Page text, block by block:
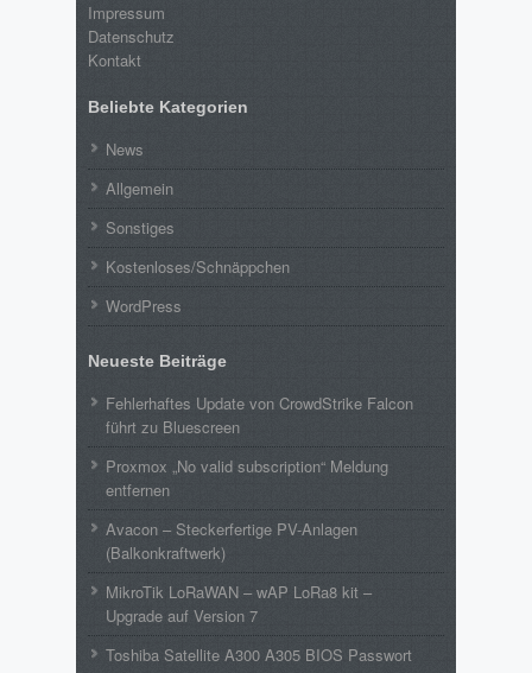
Impressum
Datenschutz
Kontakt
Beliebte Kategorien
News
Allgemein
Sonstiges
Kostenloses/Schnäppchen
WordPress
Neueste Beiträge
Fehlerhaftes Update von CrowdStrike Falcon
führt zu Bluescreen
Proxmox „No valid subscription“ Meldung
entfernen
Avacon – Steckerfertige PV-Anlagen
(Balkonkraftwerk)
MikroTik LoRaWAN – wAP LoRa8 kit –
Upgrade auf Version 7
Toshiba Satellite A300 A305 BIOS Passwort